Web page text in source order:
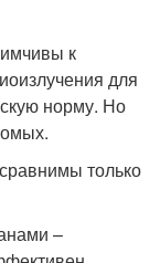
к
для
норму. Но
только
–